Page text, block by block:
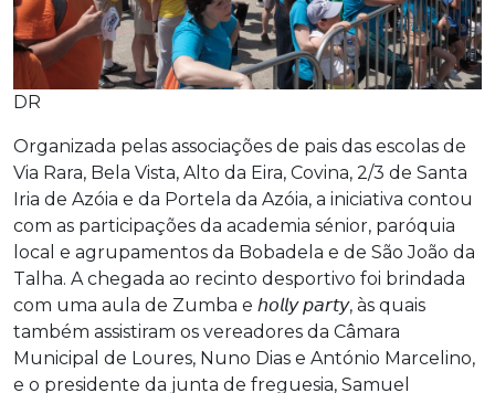
DR
Organizada pelas associações de pais das escolas de
Via Rara, Bela Vista, Alto da Eira, Covina, 2/3 de Santa
Iria de Azóia e da Portela da Azóia, a iniciativa contou
com as participações da academia sénior, paróquia
local e agrupamentos da Bobadela e de São João da
Talha. A chegada ao recinto desportivo foi brindada
com uma aula de Zumba e 𝘩𝘰𝘭𝘭𝘺 𝘱𝘢𝘳𝘵𝘺, às quais
também assistiram os vereadores da Câmara
Municipal de Loures, Nuno Dias e António Marcelino,
e o presidente da junta de freguesia, Samuel